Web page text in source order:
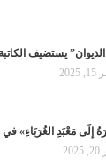
يستضيف
إِلَى مَعْبَدِ الغُرَبَاءِ» في